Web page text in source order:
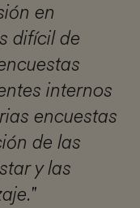
en
difícil de
internos
encuestas
de las
y las